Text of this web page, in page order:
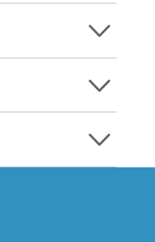
粵港澳大灣區及周邊城
預約免費咨詢，讓人十
而匯率會及時告知客人